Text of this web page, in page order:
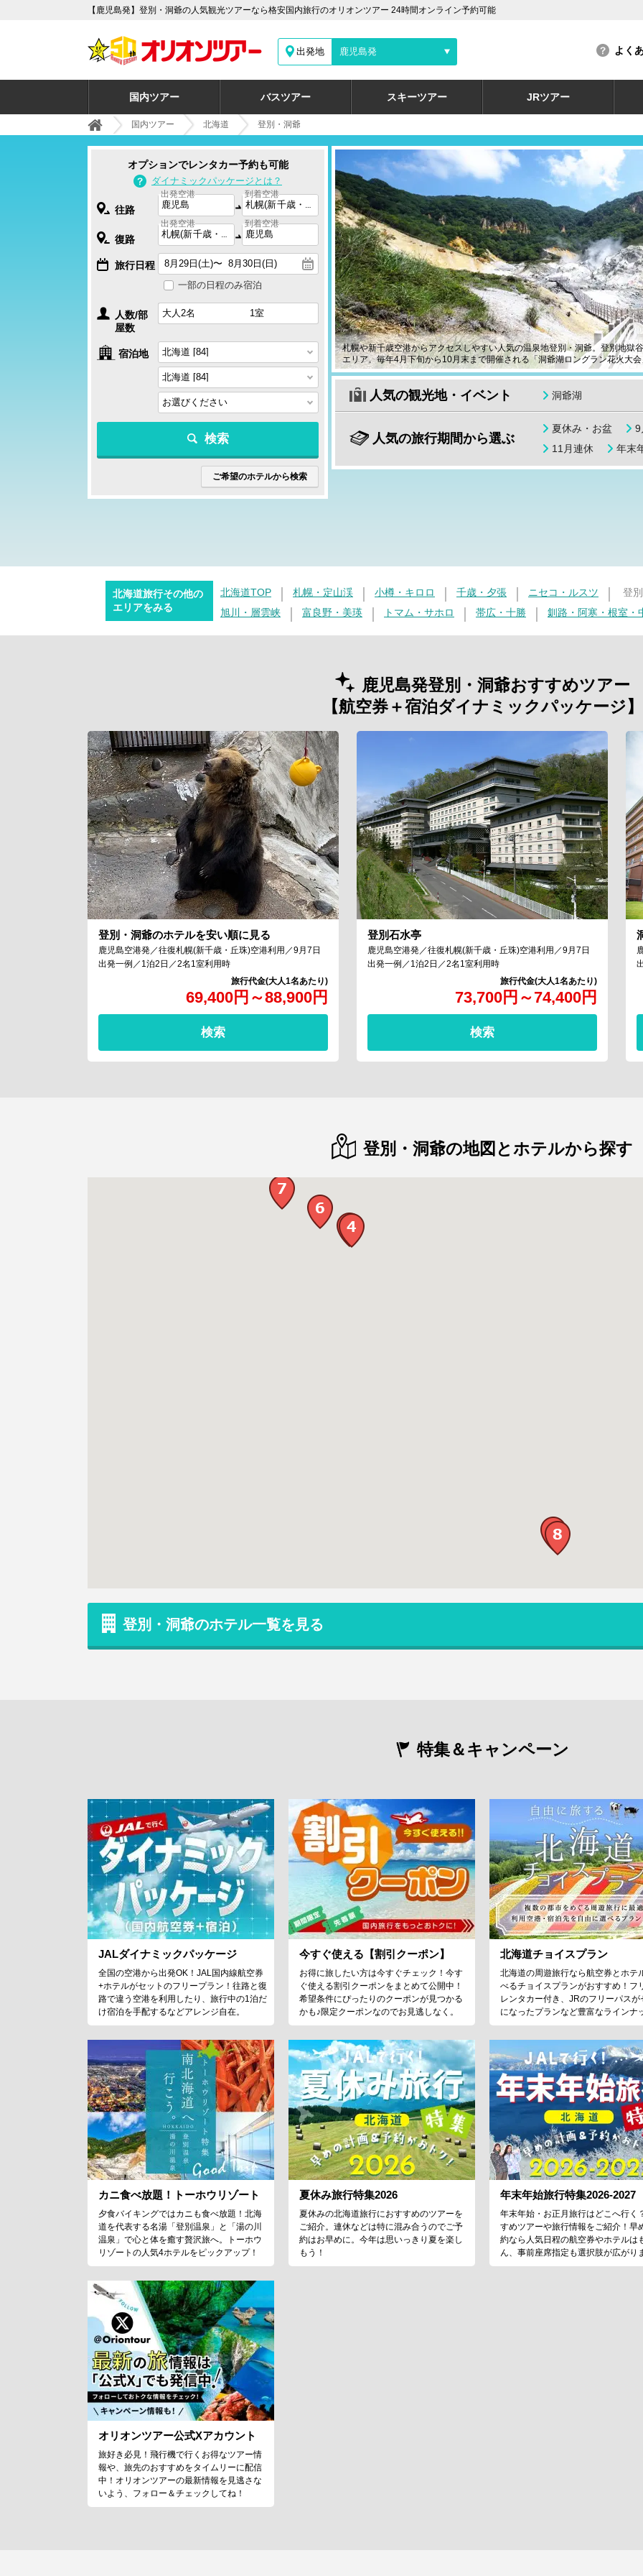
【鹿児島発】登別・洞爺の人気観光ツアーなら格安国内旅行のオリオンツアー 24時間オンライン予約可能
出発地 鹿児島発 よく
国内ツアー バスツアー スキーツアー JRツアー
国内ツアー 北海道 登別・洞爺
札幌や新千歳空港からアクセスしやすい人気の温泉地登別・洞爺。登別地獄
エリア。毎年4月下旬から10月末まで開催される「洞爺湖ロングラン花火大
人気の観光地・イベント 洞爺湖
人気の旅行期間から選ぶ
夏休み・お盆
9
11月連休
年末
オプションでレンタカー予約も可能
ダイナミックパッケージとは？
往路
出発空港 到着空港
復路
出発空港 到着空港
旅行日程
一部の日程のみ宿泊
人数/部
屋数
宿泊地
検索
ご希望のホテルから検索
北海道旅行その他の
エリアをみる
北海道TOP 札幌・定山渓 小樽・キロロ 千歳・夕張 ニセコ・ルスツ
登
旭川・層雲峡
富良野・美瑛 トマム・サホロ 帯広・十勝 釧路・阿寒・根室・
鹿児島発登別・洞爺おすすめツアー
【航空券＋宿泊ダイナミックパッケージ】
登別・洞爺のホテルを安い順に見る
69,400円 ～88,900円
鹿児島空港発／往復札幌(新千歳・丘珠)空港利用／9月7日
出発一例／1泊2日／2名1室利用時
検索
登別石水亭
73,700円 ～74,400円
鹿児島空港発／往復札幌(新千歳・丘珠)空港利用／9月7日
出発一例／1泊2日／2名1室利用時
検索
登別・洞爺の地図とホテルから探す
登別・洞爺のホテル一覧を見る
特集＆キャンペーン
JALダイナミックパッケージ
全国の空港から出発OK！JAL国内線航空券
+ホテルがセットのフリープラン！往路と復
路で違う空港を利用したり、旅行中の1泊だ
け宿泊を手配するなどアレンジ自在。
今すぐ使える【割引クーポン】
お得に旅したい方は今すぐチェック！今す
ぐ使える割引クーポンをまとめて公開中！
希望条件にぴったりのクーポンが見つかる
かも♪限定クーポンなのでお見逃しなく。
北海道チョイスプラン
北海道の周遊旅行なら航空券とホテ
べるチョイスプランがおすすめ！フ
レンタカー付き、JRのフリーパスが
になったプランなど豊富なラインナ
カニ食べ放題！トーホウリゾート
夕食バイキングではカニも食べ放題！北海
道を代表する名湯「登別温泉」と「湯の川
温泉」で心と体を癒す贅沢旅へ。トーホウ
リゾートの人気4ホテルをピックアップ！
夏休み旅行特集2026
夏休みの北海道旅行におすすめのツアーを
ご紹介。連休などは特に混み合うのでご予
約はお早めに。今年は思いっきり夏を楽し
もう！
年末年始旅行特集2026-2027
年末年始・お正月旅行はどこへ行く
すめツアーや旅行情報をご紹介！早
約なら人気日程の航空券やホテルは
ん、事前座席指定も選択肢が広がり
オリオンツアー公式Xアカウント
旅好き必見！飛行機で行くお得なツアー情
報や、旅先のおすすめをタイムリーに配信
中！オリオンツアーの最新情報を見逃さな
いよう、フォロー＆チェックしてね！